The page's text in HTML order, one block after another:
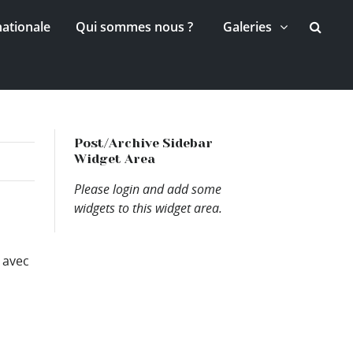
Qui sommes nous ? Galeries
Post/Archive Sidebar
Widget Area
Please login and add some
widgets to this widget area.